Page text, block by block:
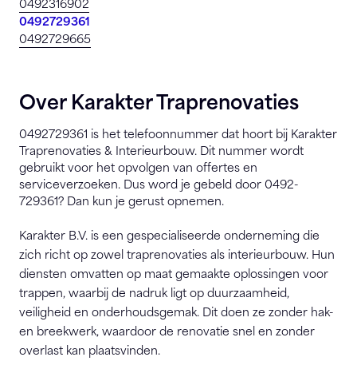
0492729361
0492729665
Over Karakter Traprenovaties
0492729361 is het telefoonnummer dat hoort bij Karakter
Traprenovaties & Interieurbouw. Dit nummer wordt
gebruikt voor het opvolgen van offertes en
serviceverzoeken. Dus word je gebeld door 0492-
729361? Dan kun je gerust opnemen.
Karakter B.V. is een gespecialiseerde onderneming die
zich richt op zowel traprenovaties als interieurbouw. Hun
diensten omvatten op maat gemaakte oplossingen voor
trappen, waarbij de nadruk ligt op duurzaamheid,
veiligheid en onderhoudsgemak. Dit doen ze zonder hak-
en breekwerk, waardoor de renovatie snel en zonder
overlast kan plaatsvinden.